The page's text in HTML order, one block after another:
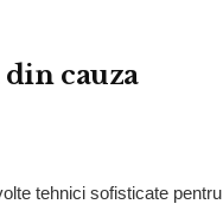
cauza
tehnici sofisticate pentru